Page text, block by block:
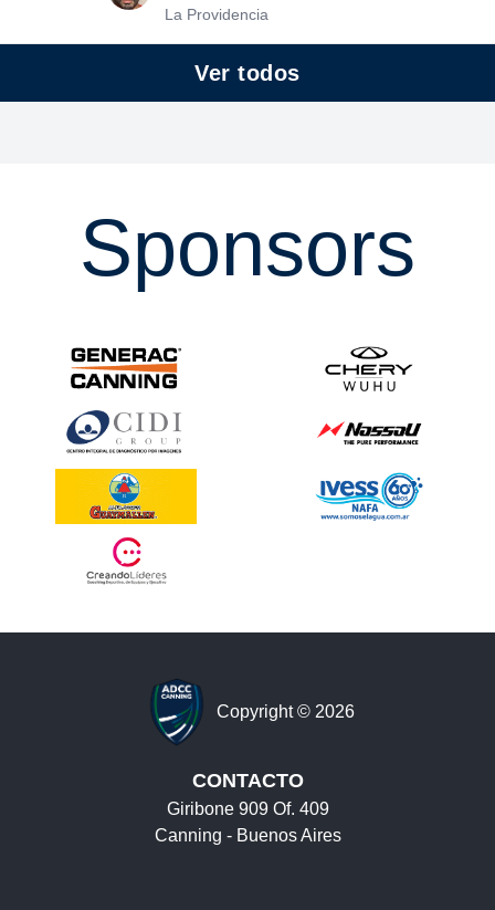
La Providencia
Ver todos
Sponsors
Copyright © 2026
CONTACTO
Giribone 909 Of. 409
Canning - Buenos Aires